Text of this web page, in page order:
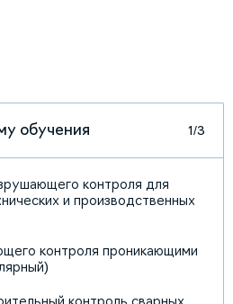
обучения 1/3
контроля для
и производственных
контроля проникающими
контроль сварных